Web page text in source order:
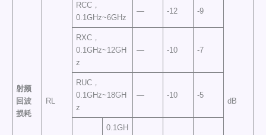
射频
回波
损耗
RL
RCC，
0.1GHz~6GHz
— -12 -9
dB
RXC，
0.1GHz~12GH
z
— -10 -7
RUC，
0.1GHz~18GH
z
— -10 -5
0.1GH